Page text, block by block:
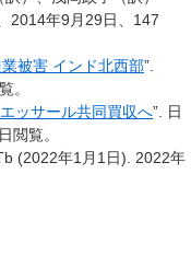
2014年9月29日、147
被害 インド北西部”.
。
ッサール共同買収へ”. 日
閲覧。
(2022年1月1日). 2022年